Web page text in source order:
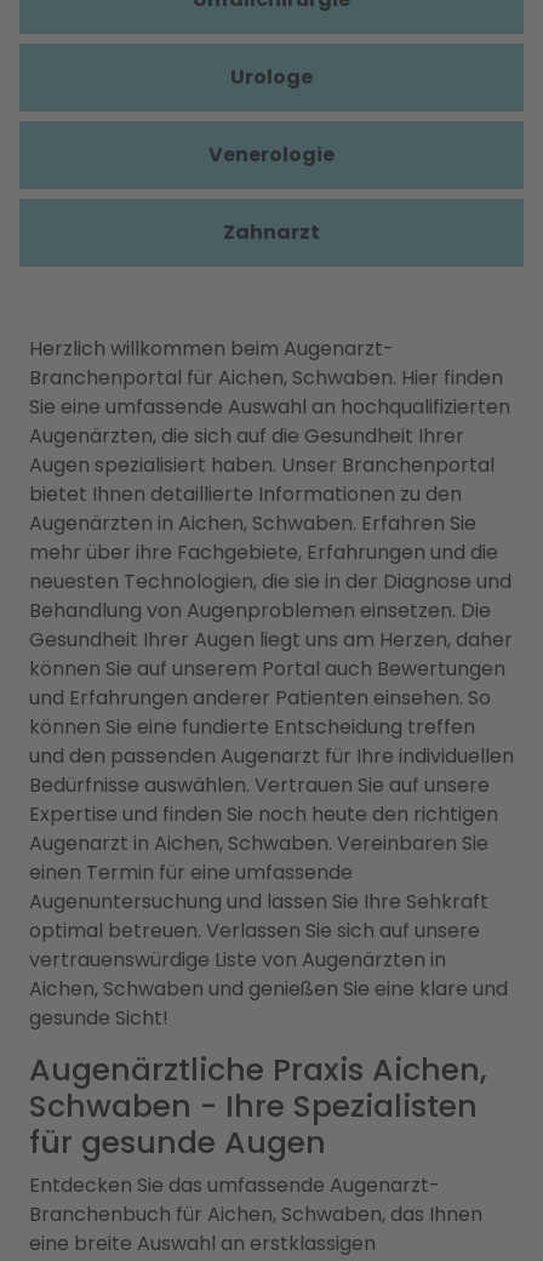
Herzlich willkommen beim Augenarzt-
Branchenportal für Aichen, Schwaben. Hier finden
Sie eine umfassende Auswahl an hochqualifizierten
Augenärzten, die sich auf die Gesundheit Ihrer
Augen spezialisiert haben. Unser Branchenportal
bietet Ihnen detaillierte Informationen zu den
Augenärzten in Aichen, Schwaben. Erfahren Sie
mehr über ihre Fachgebiete, Erfahrungen und die
neuesten Technologien, die sie in der Diagnose und
Behandlung von Augenproblemen einsetzen. Die
Gesundheit Ihrer Augen liegt uns am Herzen, daher
können Sie auf unserem Portal auch Bewertungen
und Erfahrungen anderer Patienten einsehen. So
können Sie eine fundierte Entscheidung treffen
und den passenden Augenarzt für Ihre individuellen
Bedürfnisse auswählen. Vertrauen Sie auf unsere
Expertise und finden Sie noch heute den richtigen
Augenarzt in Aichen, Schwaben. Vereinbaren Sie
einen Termin für eine umfassende
Augenuntersuchung und lassen Sie Ihre Sehkraft
optimal betreuen. Verlassen Sie sich auf unsere
vertrauenswürdige Liste von Augenärzten in
Aichen, Schwaben und genießen Sie eine klare und
gesunde Sicht!
Augenärztliche Praxis Aichen,
Schwaben - Ihre Spezialisten
für gesunde Augen
Entdecken Sie das umfassende Augenarzt-
Branchenbuch für Aichen, Schwaben, das Ihnen
eine breite Auswahl an erstklassigen
Urologe
Venerologie
Zahnarzt